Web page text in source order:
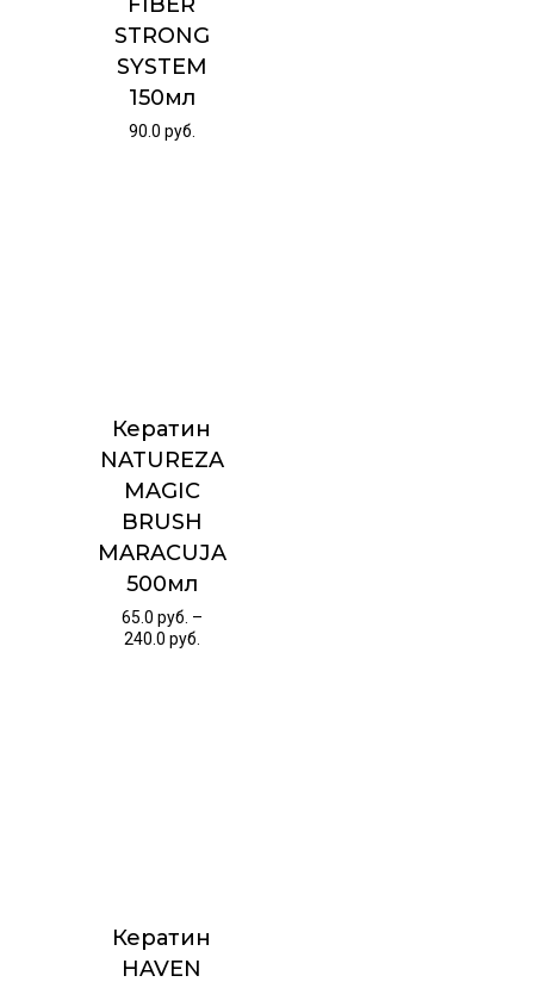
STRONG
SYSTEM
150мл
90.0 руб.
Кератин
NATUREZA
MAGIC
BRUSH
MARACUJA
500мл
65.0 руб. –
240.0 руб.
Кератин
HAVEN